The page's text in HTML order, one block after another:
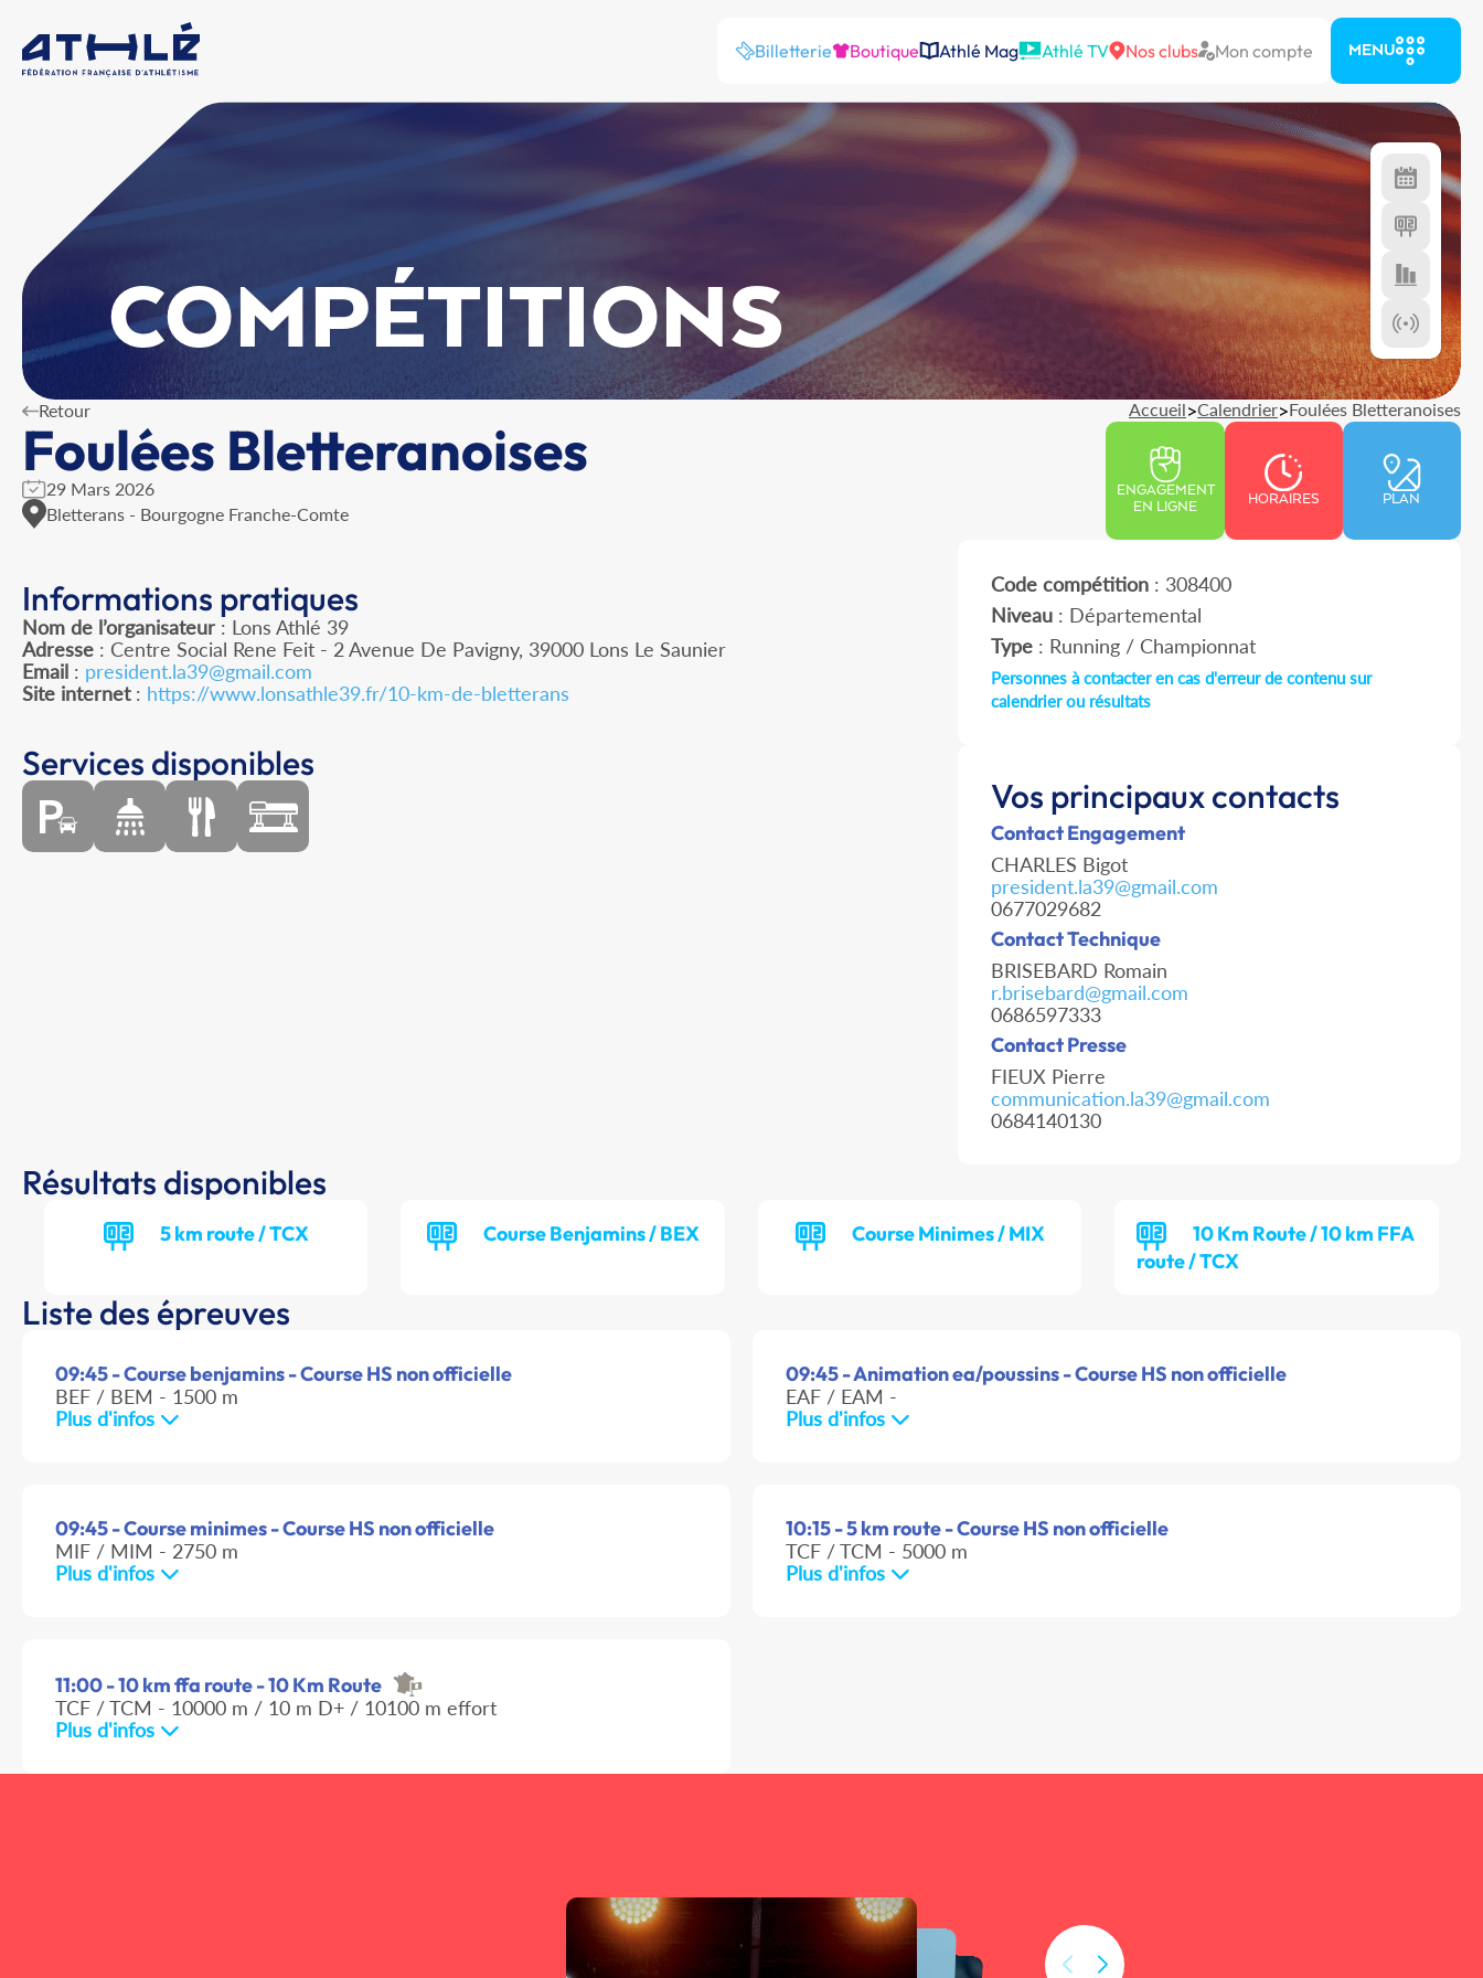
Billetterie Boutique Athlé Mag Athlé TV Nos clubs Mon compte MENU
COMPÉTITIONS
Retour Accueil>Calendrier>Foulées Bletteranoises
Foulées Bletteranoises
29 Mars 2026
Bletterans - Bourgogne Franche-Comte
ENGAGEMENT
EN LIGNE
HORAIRES PLAN
Informations pratiques
Nom de l’organisateur : Lons Athlé 39
Adresse : Centre Social Rene Feit - 2 Avenue De Pavigny, 39000 Lons Le Saunier
Email : president.la39@gmail.com
Site internet: https://www.lonsathle39.fr/10-km-de-bletterans
Code compétition: 308400
Niveau: Départemental
Type: Running / Championnat
Personnes à contacter en cas d'erreur de contenu sur
calendrier ou résultats
Services disponibles
Vos principaux contacts
Contact Engagement
CHARLES Bigot
president.la39@gmail.com
0677029682
Contact Technique
BRISEBARD Romain
r.brisebard@gmail.com
0686597333
Contact Presse
FIEUX Pierre
communication.la39@gmail.com
0684140130
Résultats disponibles
5 km route / TCX Course Benjamins / BEX Course Minimes / MIX
10 Km Route / 10 km FFA
route / TCX
Liste des épreuves
09:45 - Course benjamins - Course HS non officielle
BEF / BEM - 1500 m
Plus d'infos
09:45 - Animation ea/poussins - Course HS non officielle
EAF / EAM -
Plus d'infos
09:45 - Course minimes - Course HS non officielle
MIF / MIM - 2750 m
Plus d'infos
10:15 - 5 km route - Course HS non officielle
TCF / TCM - 5000 m
Plus d'infos
11:00 - 10 km ffa route - 10 Km Route
TCF / TCM - 10000 m / 10 m D+ / 10100 m effort
Plus d'infos